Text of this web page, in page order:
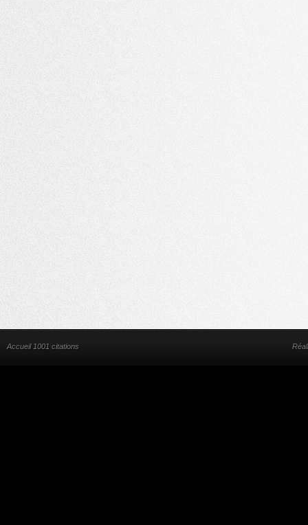
Accueil 1001 citations